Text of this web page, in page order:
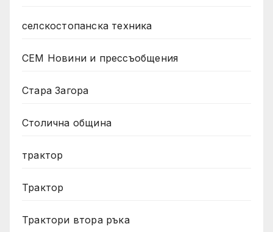
селскостопанска техника
СЕМ Новини и прессъобщения
Стара Загора
Столична община
трактор
Трактор
Трактори втора ръка